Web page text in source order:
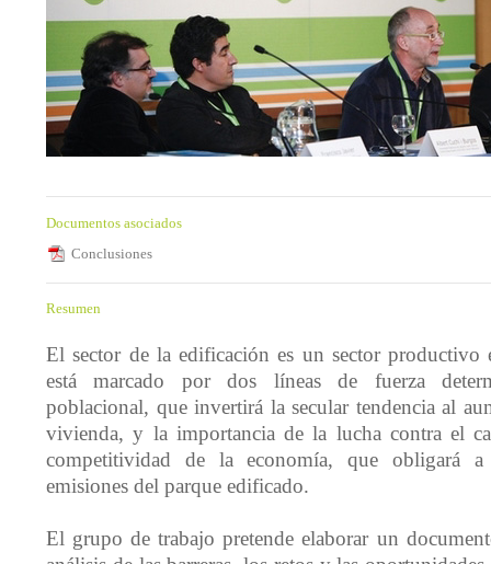
Documentos asociados
Conclusiones
Resumen
El sector de la edificación es un sector
está marcado por dos líneas de fuerza
poblacional, que invertirá la secular tendencia al
vivienda, y la importancia de la lucha contra el
competitividad de la economía, que obligará
emisiones del parque edificado.
El grupo de trabajo pretende elaborar un